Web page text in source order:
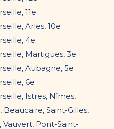
11e
Arles, 10e
4e
Martigues, 3e
Aubagne, 5e
6e
Istres, Nîmes,
Saint-Gilles,
Pont-Saint-